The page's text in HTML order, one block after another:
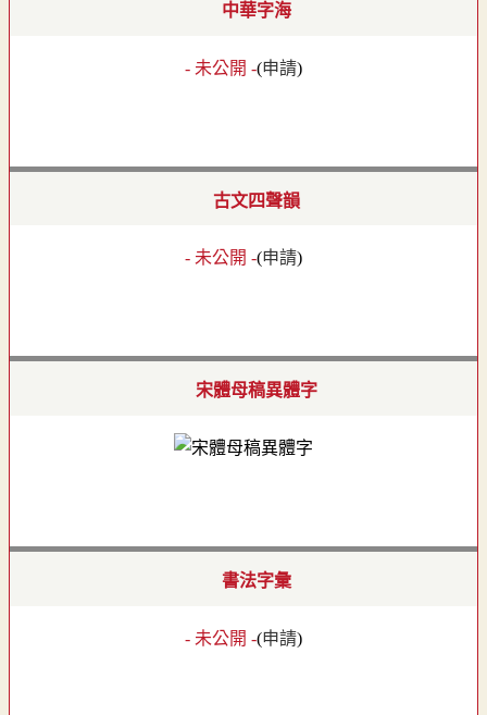
中華字海
- 未公開 -(申請)
古文四聲韻
- 未公開 -(申請)
宋體母稿異體字
書法字彙
- 未公開 -(申請)